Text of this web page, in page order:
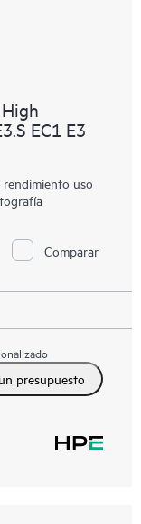
EC1 E3
uso
Comparar
presupuesto